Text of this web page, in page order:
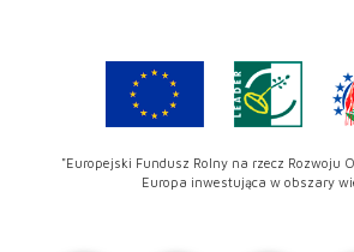
"Europejski Fundusz Rolny na rzecz Rozwoju
Europa inwestująca w obszary